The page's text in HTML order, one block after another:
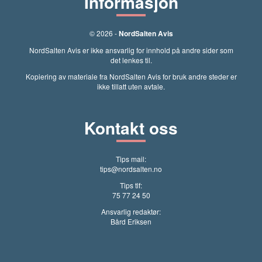
© 2026 -NordSalten Avis
NordSalten Avis er ikke ansvarlig for innhold på andre sider som
det lenkes til.
Kopiering av materiale fra NordSalten Avis for bruk andre steder er
ikke tillatt uten avtale.
Kontakt oss
Tips mail:
tips@nordsalten.no
Tips tlf:
75 77 24 50
Ansvarlig redaktør:
Bård Eriksen